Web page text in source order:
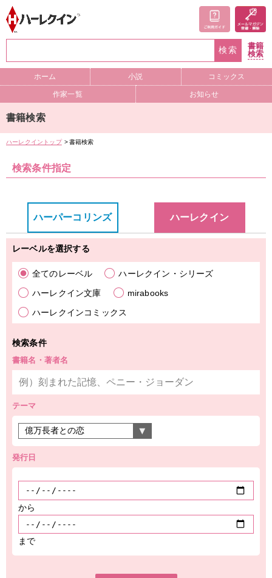
検索
書籍
検索
ホーム 小説 コミックス
作家一覧 お知らせ
書籍検索
ハーレクイントップ 書籍検索
検索条件指定
ハーパーコリンズ ハーレクイン
レーベルを選択する
全てのレーベル
ハーレクイン・シリーズ
ハーレクイン文庫
mirabooks
ハーレクインコミックス
検索条件
書籍名・著者名
テーマ
発行日
から
まで